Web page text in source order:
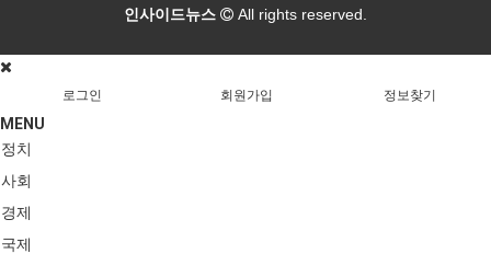
인사이드뉴스
All rights reserved.
로그인 회원가입 정보찾기
MENU
정치
사회
경제
국제